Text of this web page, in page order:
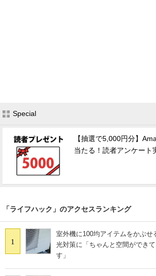
Special
【抽選で5,000円分】
当たる！読者アンケート
「ライフハック」のアクセスランキング
1
室外機に100均アイテムをかぶ
光対策に「ちゃんと空間ができ
す」